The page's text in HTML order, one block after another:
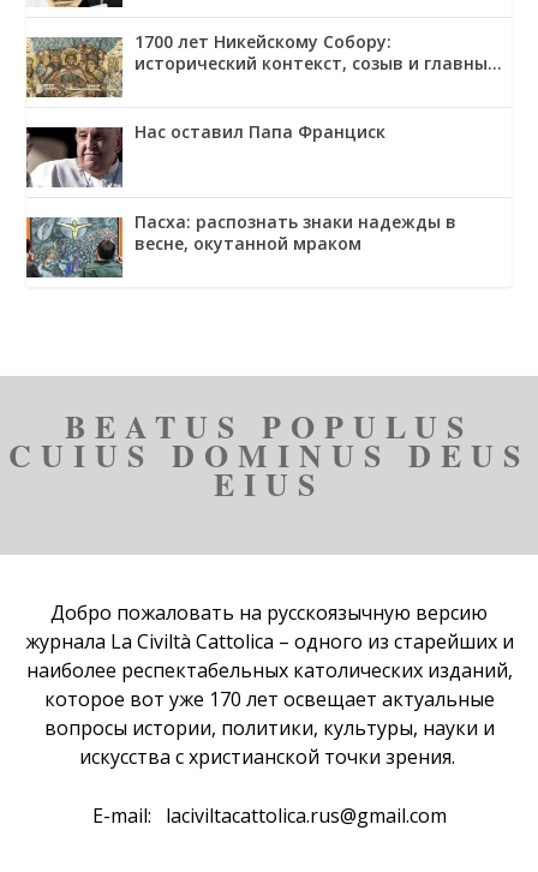
1700 лет Никейскому Собору:
исторический контекст, созыв и главные
Нас оставил Папа Франциск
Пасха: распознать знаки надежды в
весне, окутанной мраком
BEATUS POPULUS
CUIUS DOMINUS DEUS
EIUS
Добро пожаловать на русскоязычную версию
журнала La Civiltà Cattolica – одного из старейших и
наиболее респектабельных католических изданий,
которое вот уже 170 лет освещает актуальные
вопросы истории, политики, культуры, науки и
искусства с христианской точки зрения.
E-mail: laciviltacattolica.rus@gmail.com